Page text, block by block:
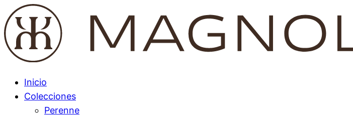
Inicio
Colecciones
Perenne